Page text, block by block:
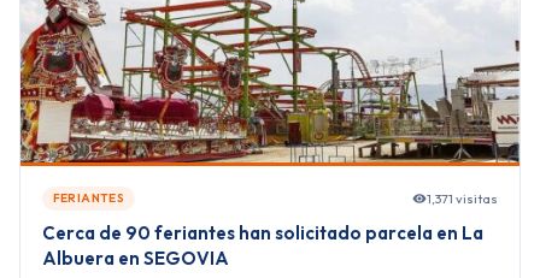
FERIANTES 1,371 visitas
Cerca de 90 feriantes han solicitado parcela en La
Albuera en SEGOVIA